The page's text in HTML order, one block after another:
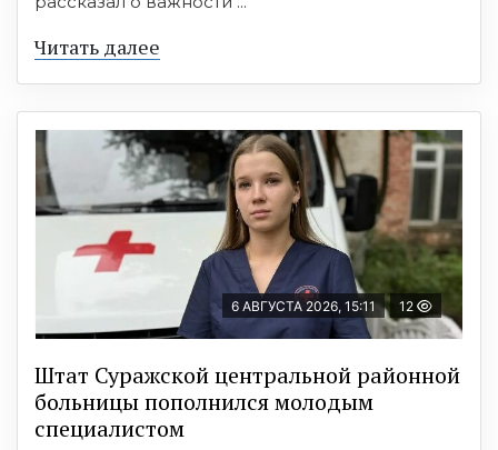
Читать далее
6 АВГУСТА 2026, 15:11 12
Штат Суражской центральной районной
больницы пополнился молодым
специалистом